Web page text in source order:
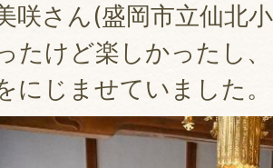
咲さん(盛岡市立仙北
たけど楽しかったし
にじませていました。